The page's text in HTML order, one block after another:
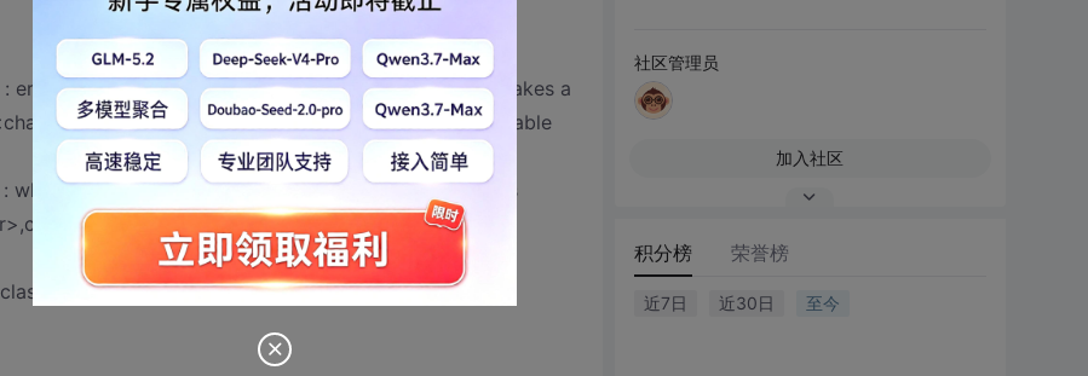
error C2679: binary '<<' : no operator defined which takes a
std::allocator<char> >' (or there is no acceptable
while compiling class-template member function 'class
std::allocator<char> > __cdecl
std::list<char,class std::allocator<char> > &)'
社区管理员
加入社区
积分榜 荣誉榜
近7日 近30日 至今